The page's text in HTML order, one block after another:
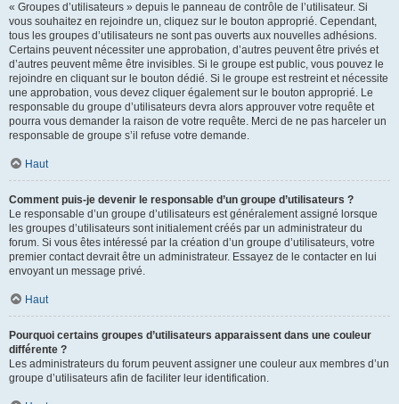
« Groupes d’utilisateurs » depuis le panneau de contrôle de l’utilisateur. Si
vous souhaitez en rejoindre un, cliquez sur le bouton approprié. Cependant,
tous les groupes d’utilisateurs ne sont pas ouverts aux nouvelles adhésions.
Certains peuvent nécessiter une approbation, d’autres peuvent être privés et
d’autres peuvent même être invisibles. Si le groupe est public, vous pouvez le
rejoindre en cliquant sur le bouton dédié. Si le groupe est restreint et nécessite
une approbation, vous devez cliquer également sur le bouton approprié. Le
responsable du groupe d’utilisateurs devra alors approuver votre requête et
pourra vous demander la raison de votre requête. Merci de ne pas harceler un
responsable de groupe s’il refuse votre demande.
Haut
Comment puis-je devenir le responsable d’un groupe d’utilisateurs ?
Le responsable d’un groupe d’utilisateurs est généralement assigné lorsque
les groupes d’utilisateurs sont initialement créés par un administrateur du
forum. Si vous êtes intéressé par la création d’un groupe d’utilisateurs, votre
premier contact devrait être un administrateur. Essayez de le contacter en lui
envoyant un message privé.
Haut
Pourquoi certains groupes d’utilisateurs apparaissent dans une couleur
différente ?
Les administrateurs du forum peuvent assigner une couleur aux membres d’un
groupe d’utilisateurs afin de faciliter leur identification.